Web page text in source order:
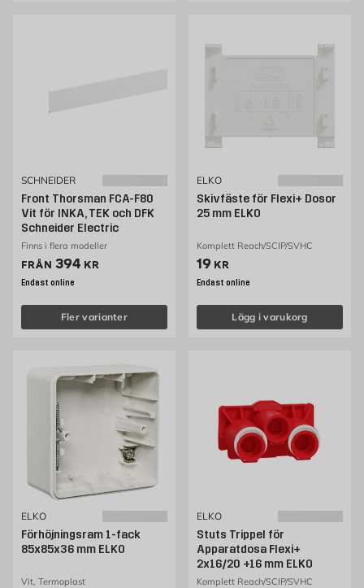
SCHNEIDER
Front Thorsman FCA-F80
Vit för INKA, TEK och DFK
Schneider Electric
Finns i flera modeller
FRÅN Pris 394 kr
394 KR
Endast online
Fler varianter
ELKO
Skivfäste för Flexi+ Dosor
25 mm ELKO
Komplett Reach/SCIP/SVHC
Pris 19 kr
19 KR
Endast online
Lägg i varukorg
ELKO
Förhöjningsram 1-fack
85x85x36 mm ELKO
Vit, Termoplast
ELKO
Stuts Trippel för
Apparatdosa Flexi+
2x16/20 +16 mm ELKO
Komplett Reach/SCIP/SVHC